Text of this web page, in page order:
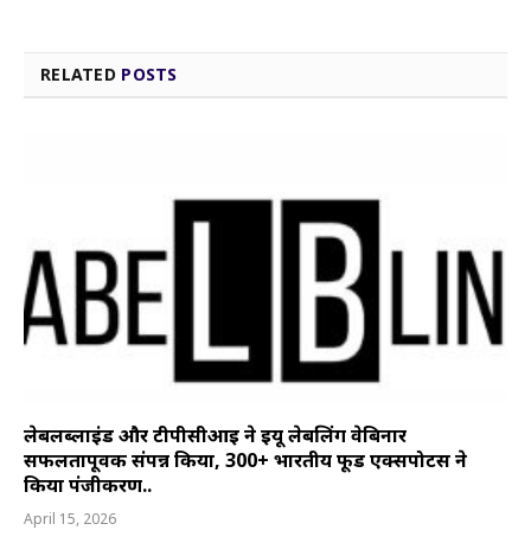
RELATED POSTS
लेबलब्लाइंड और टीपीसीआई ने ईयू लेबलिंग वेबिनार
सफलतापूर्वक संपन्न किया, 300+ भारतीय फूड एक्सपोर्टर्स ने
किया पंजीकरण..
April 15, 2026